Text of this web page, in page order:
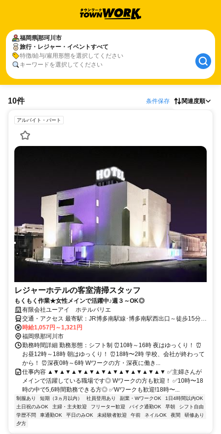
福岡県那珂川市
旅行・レジャー・イベントすべて
特徴/給与/雇用形態を選択してください
キーワードを選択してください
10件 条件保存 関連度順
アルバイト・パート
レジャーホテルの客室清掃スタッフ
もくもく作業★女性メインで活躍中♪週３～OK◎
有限会社ユーアイ ホテルパリエ
交通・アクセス 最寄駅：JR博多南駅線･博多南駅西出口～徒歩15分
バス：西鉄バス今光5丁目停留所～徒歩2分 車 ：西鉄大橋駅～那珂川
方面へ約15分 福岡都市高速野多目IC～那珂川方面へ約10分
時給1,057円～1,321円
福岡県那珂川市
勤務時間詳細 勤務形態：シフト制 ⏰10時～16時 夜はゆっくり！ ⏰
お昼12時～18時 朝はゆっくり！ ⏰18時〜2時 学校、会社が終わって
から！ ⏰深夜0時～6時 Wワークの方・深夜に働き...
仕事内容 ▲▼▲▼▲▼▲▼▲▼▲▼▲▼▲▼▲▼▲▼ ✅主婦さんが
メインで活躍している職場です◎ Wワークの方も歓迎！ ✅10時〜18
時の中で5,6時間勤務できる方◎ ✅Wワークも歓迎!18時〜...
制服あり 短期（3ヵ月以内） 社員登用あり 副業・WワークOK
1日4時間以内OK
土日祝のみOK
主婦・主夫歓迎 フリーター歓迎 バイク通勤OK 早朝
シフト自由
学歴不問
車通勤OK 平日のみOK 未経験者歓迎 午前 ネイルOK 夜間
研修あり
夕方